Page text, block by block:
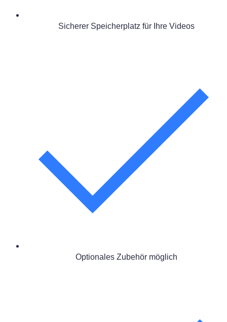
Sicherer Speicherplatz für Ihre Videos
Optionales Zubehör möglich